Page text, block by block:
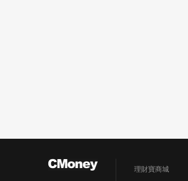
理財寶商城